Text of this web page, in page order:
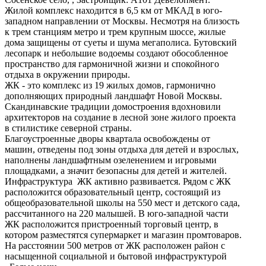
Жилой комплекс находится в 6,5 км от МКАД в юго-
западном направлении от Москвы. Несмотря на близость
к трем станциям метро и трем крупным шоссе, жилые
дома защищены от суеты и шума мегаполиса. Бутовский
лесопарк и небольшие водоемы создают обособленное
пространство для гармоничной жизни и спокойного
отдыха в окружении природы.
ЖК - это комплекс из 19 жилых домов, гармонично
дополняющих природный ландшафт Новой Москвы.
Скандинавские традиции домостроения вдохновили
архитекторов на создание в лесной зоне жилого проекта
в стилистике северной страны.
Благоустроенные дворы квартала освобождены от
машин, отведены под зоны отдыха для детей и взрослых,
наполнены ландшафтным озеленением и игровыми
площадками, а значит безопасны для детей и жителей.
Инфраструктура ЖК активно развивается. Рядом с ЖК
расположится образовательный центр, состоящий из
общеобразовательной школы на 550 мест и детского сада,
рассчитанного на 220 малышей. В юго-западной части
ЖК расположится пристроенный торговый центр, в
котором разместятся супермаркет и магазин промтоваров.
На расстоянии 500 метров от ЖК расположен район с
насыщенной социальной и бытовой инфраструктурой